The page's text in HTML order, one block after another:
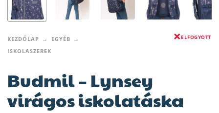
KEZDŐLAP
EGYÉB
ISKOLASZEREK
ELFOGYOTT
Budmil – Lynsey
virágos iskolatáska